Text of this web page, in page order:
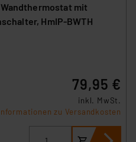
mit
HmIP-BWTH
79,95 €
inkl. MwSt.
zu Versandkosten